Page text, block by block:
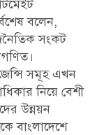
বলেন,
সংকট
সমূহ এখন
নিয়ে বেশী
উন্নয়ন
বাংলাদেশে